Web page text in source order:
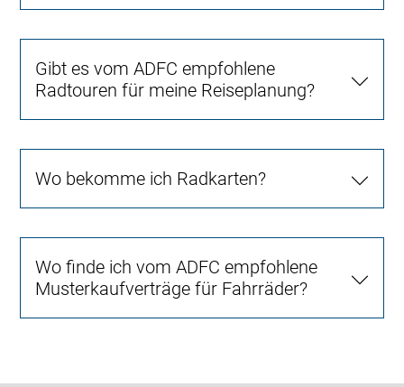
Gibt es vom ADFC empfohlene
Radtouren für meine Reiseplanung?
Wo bekomme ich Radkarten?
Wo finde ich vom ADFC empfohlene
Musterkaufverträge für Fahrräder?